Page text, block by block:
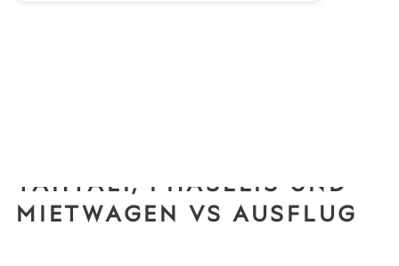
TAHTALI, PHASELIS UND
MIETWAGEN VS AUSFLUG